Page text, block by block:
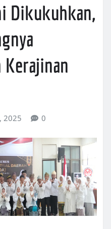
Dikukuhkan,
Kerajinan
2025 0